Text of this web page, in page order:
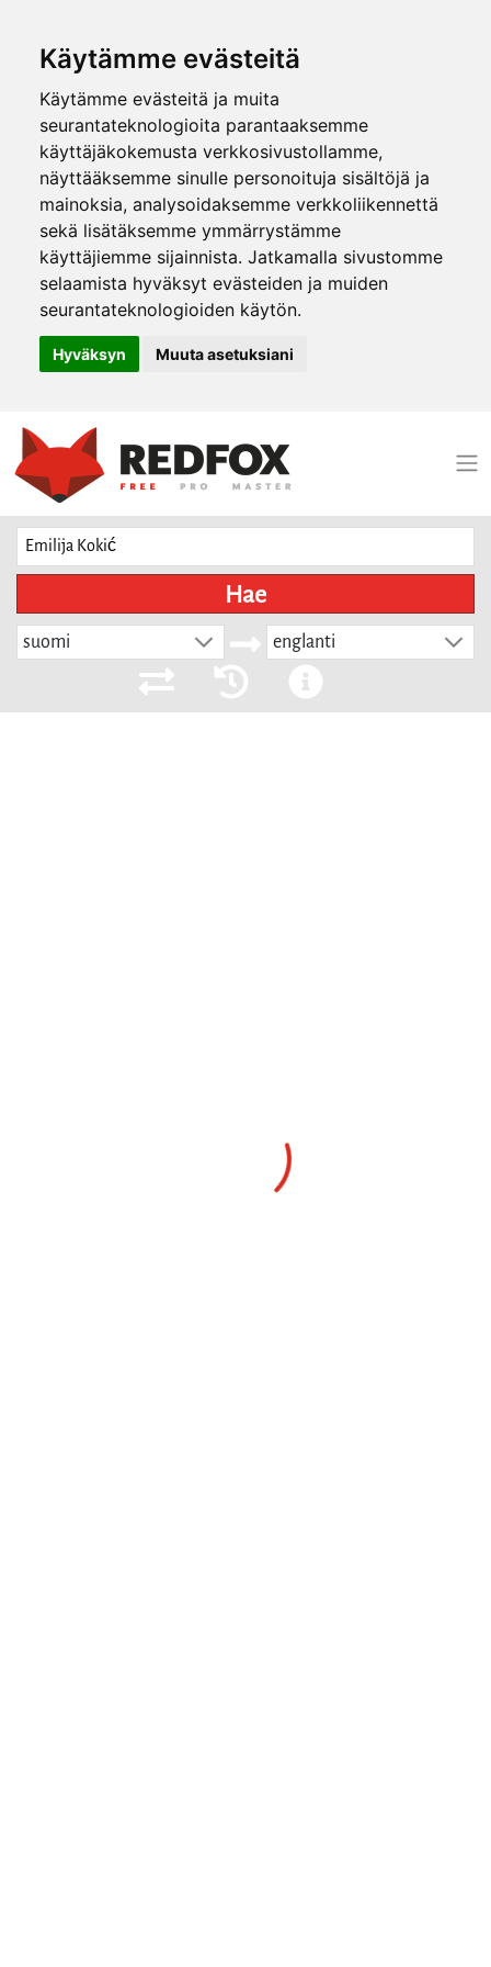
Käytämme evästeitä
Käytämme evästeitä ja muita
seurantateknologioita parantaaksemme
käyttäjäkokemusta verkkosivustollamme,
näyttääksemme sinulle personoituja sisältöjä ja
mainoksia, analysoidaksemme verkkoliikennettä
sekä lisätäksemme ymmärrystämme
käyttäjiemme sijainnista. Jatkamalla sivustomme
selaamista hyväksyt evästeiden ja muiden
seurantateknologioiden käytön.
Hyväksyn Muuta asetuksiani
Hae
suomi englanti